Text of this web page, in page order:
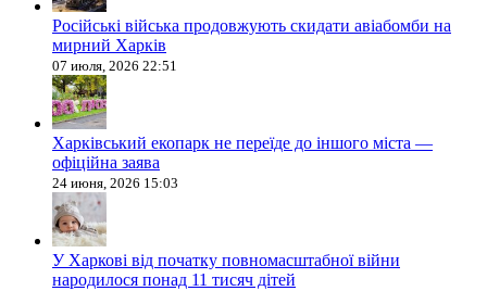
Російські війська продовжують скидати авіабомби на
мирний Харків
07 июля, 2026 22:51
Харківський екопарк не переїде до іншого міста —
офіційна заява
24 июня, 2026 15:03
У Харкові від початку повномасштабної війни
народилося понад 11 тисяч дітей